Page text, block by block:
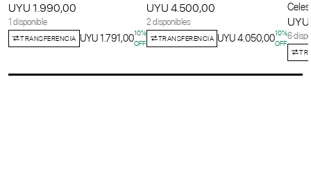
UYU 1.990,00
1 disponible
TRANSFERENCIA UYU 1.791,0010%
OFF
UYU 4.500,00
2 disponibles
TRANSFERENCIA UYU 4.050,0010%
OFF
6